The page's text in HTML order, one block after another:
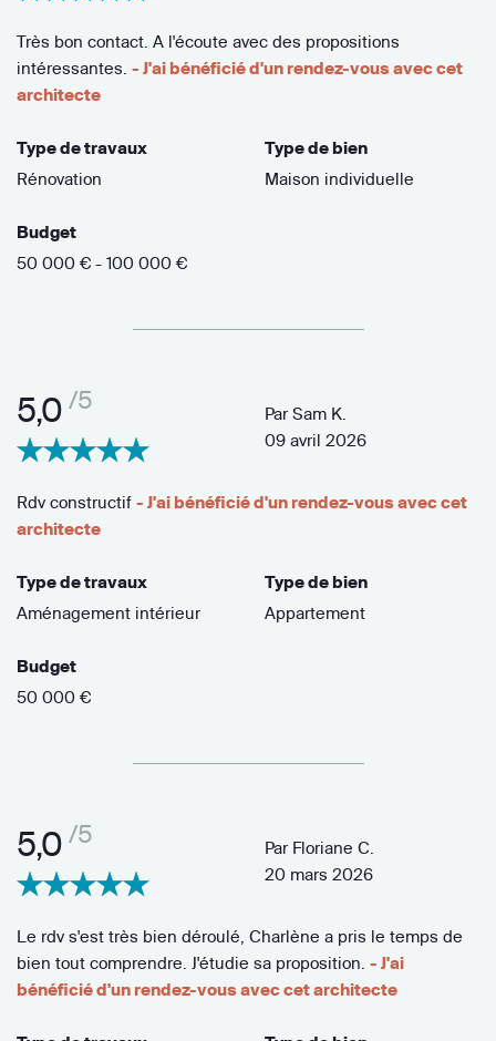
Très bon contact. A l'écoute avec des propositions
intéressantes. - J'ai bénéficié d'un rendez-vous avec cet
architecte
Type de travaux
Rénovation
Type de bien
Maison individuelle
Budget
50 000 € - 100 000 €
5,0 /5 Par Sam K.
09 avril 2026
Rdv constructif - J'ai bénéficié d'un rendez-vous avec cet
architecte
Type de travaux
Aménagement intérieur
Type de bien
Appartement
Budget
50 000 €
5,0 /5 Par Floriane C.
20 mars 2026
Le rdv s'est très bien déroulé, Charlène a pris le temps de
bien tout comprendre. J'étudie sa proposition. - J'ai
bénéficié d'un rendez-vous avec cet architecte